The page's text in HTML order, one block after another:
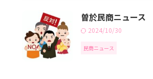
曽於民商ニュース
2024/10/30
民商ニュース